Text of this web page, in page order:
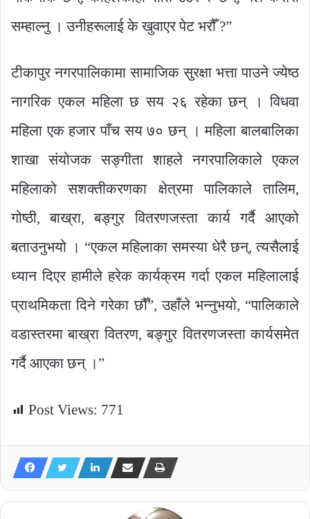
सम्हाल्नु । उनीहरूलाई के खुवाएर पेट भरौँ ?”
टीकापुर नगरपालिकामा सामाजिक सुरक्षा भत्ता पाउने ज्येष्ठ
नागरिक एकल महिला छ सय २६ रहेका छन् । विधवा
महिला एक हजार पाँच सय ७० छन् । महिला बालबालिका
शाखा संयोजक सङ्गीता शाहले नगरपालिकाले एकल
महिलाको सशक्तीकरणका क्षेत्रमा पालिकाले तालिम,
गोष्ठी, बाख्रा, बङ्गुर वितरणजस्ता कार्य गर्दै आएको
बताउनुभयो । “एकल महिलाका समस्या धेरै छन्, त्यसैलाई
ध्यान दिएर हामीले हरेक कार्यक्रम गर्दा एकल महिलालाई
प्राथमिकता दिने गरेका छौँ”, उहाँले भन्नुभयो, “पालिकाले
वडास्तरमा बाख्रा वितरण, बङ्गुर वितरणजस्ता कार्यसमेत
गर्दै आएका छन् ।”
Post Views: 771